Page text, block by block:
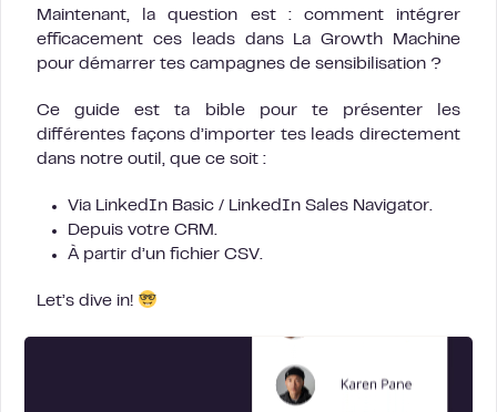
Maintenant, la question est : comment intégrer
efficacement ces leads dans La Growth Machine
pour démarrer tes campagnes de sensibilisation ?
Ce guide est ta bible pour te présenter les
différentes façons d’importer tes leads directement
dans notre outil, que ce soit :
Via LinkedIn Basic / LinkedIn Sales Navigator.
Depuis votre CRM.
À partir d’un fichier CSV.
Let’s dive in!